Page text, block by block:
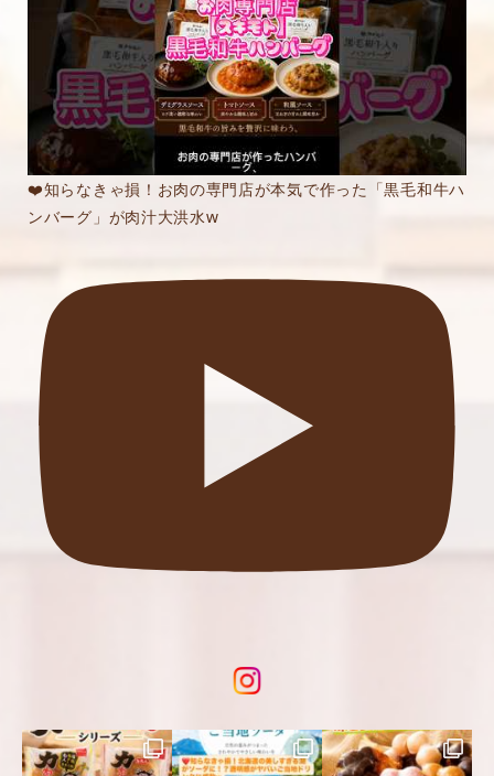
❤️知らなきゃ損！お肉の専門店が本気で作った「黒毛和牛ハ
ンバーグ」が肉汁大洪水w